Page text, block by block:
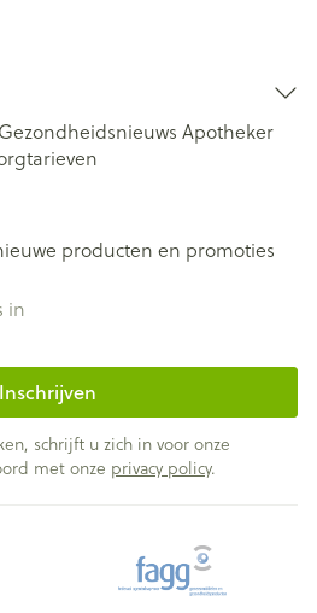
Gezondheidsnieuws Apotheker
producten en promoties
Inschrijven
schrijft u zich in voor onze
met onze privacy policy.